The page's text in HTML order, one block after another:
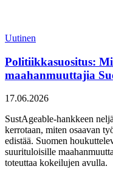
Uutinen
Politiikkasuositus:
maahanmuuttajia
Julkaistu:
17.06.2026
SustAgeable-hankkeen
kerrotaan, miten osaavan
edistää. Suomen
suurituloisille
toteuttaa kokeilujen avulla.